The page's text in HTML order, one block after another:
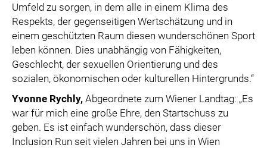
Umfeld zu sorgen, in dem alle in einem Klima des
Respekts, der gegenseitigen Wertschätzung und in
einem geschützten Raum diesen wunderschönen Sport
leben können. Dies unabhängig von Fähigkeiten,
Geschlecht, der sexuellen Orientierung und des
sozialen, ökonomischen oder kulturellen Hintergrunds.“
Yvonne Rychly, Abgeordnete zum Wiener Landtag: „Es
war für mich eine große Ehre, den Startschuss zu
geben. Es ist einfach wunderschön, dass dieser
Inclusion Run seit vielen Jahren bei uns in Wien